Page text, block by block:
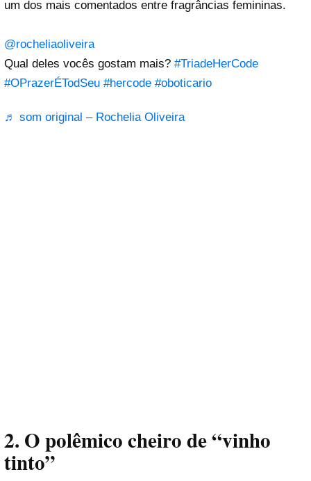
um dos mais comentados entre fragrâncias femininas.
@rocheliaoliveira
Qual deles vocês gostam mais? #TriadeHerCode
#OPrazerÉTodSeu #hercode #oboticario
♬ som original – Rochelia Oliveira
2. O polêmico cheiro de “vinho
tinto”